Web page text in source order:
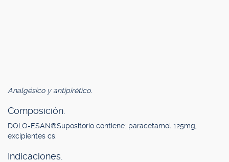
Analgésico y antipirético.
Composición.
DOLO-ESAN®Supositorio contiene: paracetamol 125mg,
excipientes cs.
Indicaciones.